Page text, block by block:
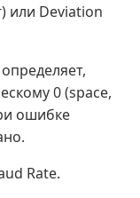
или Deviation
0 (space,
ошибке
Rate.